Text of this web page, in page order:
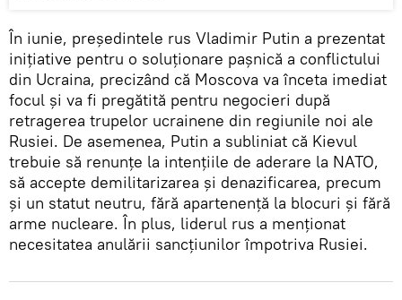
În iunie, președintele rus Vladimir Putin a prezentat
inițiative pentru o soluționare pașnică a conflictului
din Ucraina, precizând că Moscova va înceta imediat
focul și va fi pregătită pentru negocieri după
retragerea trupelor ucrainene din regiunile noi ale
Rusiei. De asemenea, Putin a subliniat că Kievul
trebuie să renunțe la intențiile de aderare la NATO,
să accepte demilitarizarea și denazificarea, precum
și un statut neutru, fără apartenență la blocuri și fără
arme nucleare. În plus, liderul rus a menționat
necesitatea anulării sancțiunilor împotriva Rusiei.